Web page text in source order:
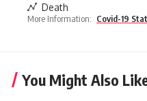
Death
More Information: Covid-19
You Might Also